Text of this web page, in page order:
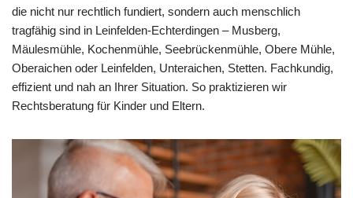
die nicht nur rechtlich fundiert, sondern auch menschlich
tragfähig sind in Leinfelden-Echterdingen – Musberg,
Mäulesmühle, Kochenmühle, Seebrückenmühle, Obere Mühle,
Oberaichen oder Leinfelden, Unteraichen, Stetten. Fachkundig,
effizient und nah an Ihrer Situation. So praktizieren wir
Rechtsberatung für Kinder und Eltern.